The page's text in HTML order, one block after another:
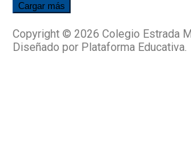
Cargar más
Copyright © 2026 Colegio Estrada
Diseñado por Plataforma Educativa.